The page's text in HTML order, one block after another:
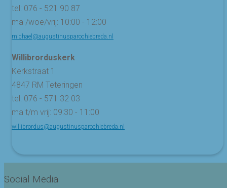
tel: 076 - 521 90 87
ma /woe/vrij: 10:00 - 12:00
michael@augustinusparochiebreda.nl
Willibrorduskerk
Kerkstraat 1
4847 RM Teteringen
tel: 076 - 571 32 03
ma t/m vrij: 09:30 - 11:00
willibrordus@augustinusparochiebreda.nl
Social Media